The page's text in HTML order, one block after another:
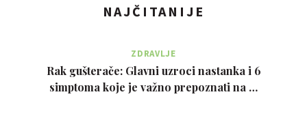
NAJČITANIJE
ZDRAVLJE
Rak gušterače: Glavni uzroci nastanka i 6
simptoma koje je važno prepoznati na …